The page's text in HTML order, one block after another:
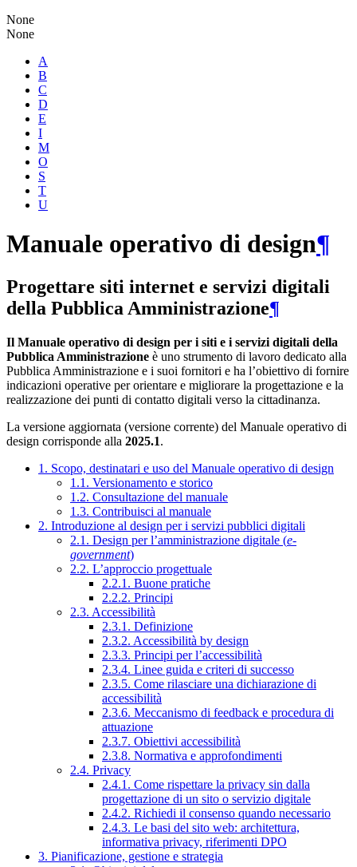
None
None
A
B
C
D
E
I
M
O
S
T
U
Manuale operativo di design¶
Progettare siti internet e servizi digitali
della Pubblica Amministrazione¶
Il Manuale operativo di design per i siti e i servizi digitali della
Pubblica Amministrazione è uno strumento di lavoro dedicato alla
Pubblica Amministrazione e i suoi fornitori e ha l’obiettivo di fornire
indicazioni operative per orientare e migliorare la progettazione e la
realizzazione dei punti di contatto digitali verso la cittadinanza.
La versione aggiornata (versione corrente) del Manuale operativo di
design corrisponde alla 2025.1.
1. Scopo, destinatari e uso del Manuale operativo di design
1.1. Versionamento e storico
1.2. Consultazione del manuale
1.3. Contribuisci al manuale
2. Introduzione al design per i servizi pubblici digitali
2.1. Design per l’amministrazione digitale (e-
government)
2.2. L’approccio progettuale
2.2.1. Buone pratiche
2.2.2. Principi
2.3. Accessibilità
2.3.1. Definizione
2.3.2. Accessibilità by design
2.3.3. Principi per l’accessibilità
2.3.4. Linee guida e criteri di successo
2.3.5. Come rilasciare una dichiarazione di
accessibilità
2.3.6. Meccanismo di feedback e procedura di
attuazione
2.3.7. Obiettivi accessibilità
2.3.8. Normativa e approfondimenti
2.4. Privacy
2.4.1. Come rispettare la privacy sin dalla
progettazione di un sito o servizio digitale
2.4.2. Richiedi il consenso quando necessario
2.4.3. Le basi del sito web: architettura,
informativa privacy, riferimenti DPO
3. Pianificazione, gestione e strategia